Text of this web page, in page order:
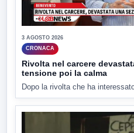
3 AGOSTO 2026
CRONACA
Rivolta nel carcere
tensione poi la calma
Dopo la rivolta che ha